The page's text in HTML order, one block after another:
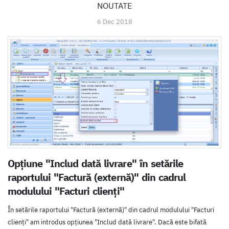
NOUTATE
6 Dec 2018
Opțiune "Includ dată livrare" în setările
raportului "Factură (externă)" din cadrul
modulului "Facturi clienți"
În setările raportului "Factură (externă)" din cadrul modulului "Facturi
clienți" am introdus opțiunea "Includ dată livrare". Dacă este bifată